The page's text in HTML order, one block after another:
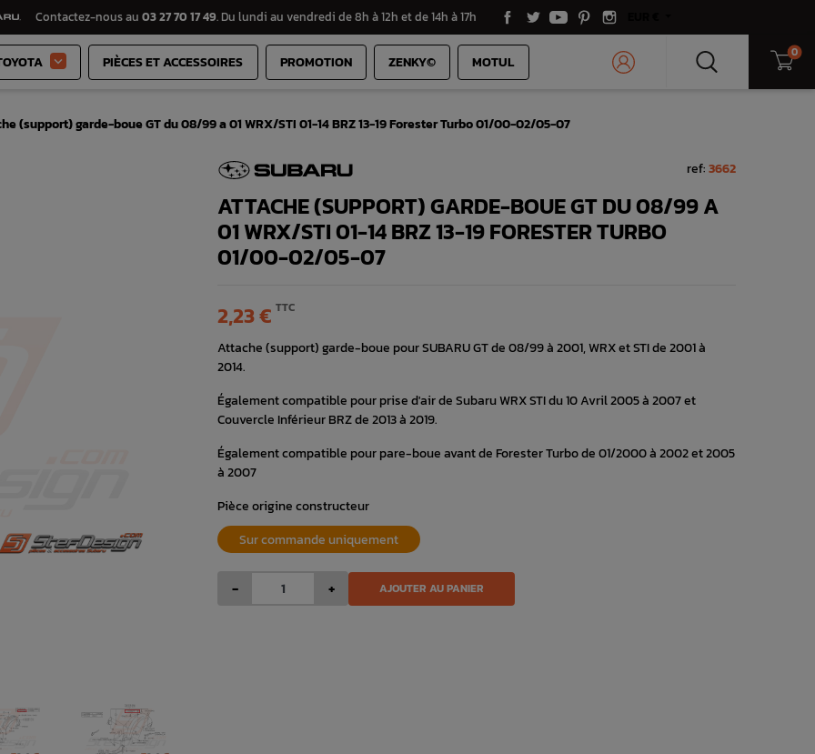
Contactez-nous au 03 27 70 17 49. Du lundi au vendredi de 8h à 12h et de 14h à 17h
 PIÈCES ET ACCESSOIRES PROMOTION ZENKY© MOTUL 0
(support) garde-boue GT du 08/99 a 01 WRX/STI 01-14 BRZ 13-19 Forester Turbo 01/00-02/05-07
ref:3662
ATTACHE (SUPPORT) GARDE-BOUE GT DU 08/99 A
01 WRX/STI 01-14 BRZ 13-19 FORESTER TURBO
01/00-02/05-07
2,23 € TTC
Attache (support) garde-boue pour SUBARU GT de 08/99 à 2001, WRX et STI de 2001 à
2014.
Également compatible pour prise d'air de Subaru WRX STI du 10 Avril 2005 à 2007 et
Couvercle Inférieur BRZ de 2013 à 2019.
Également compatible pour pare-boue avant de Forester Turbo de 01/2000 à 2002 et 2005
à 2007
Pièce origine constructeur
Sur commande uniquement
- + AJOUTER AU PANIER